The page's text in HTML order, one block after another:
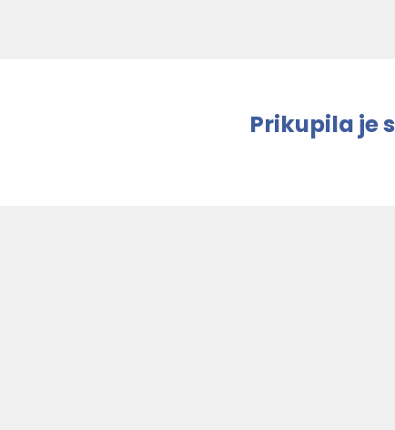
Prikupila je